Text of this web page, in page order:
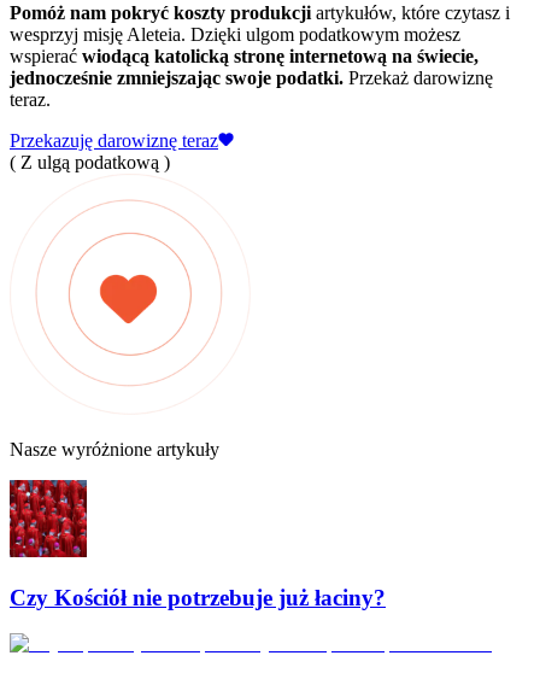
Pomóż nam pokryć koszty produkcji artykułów, które czytasz i
wesprzyj misję Aleteia. Dzięki ulgom podatkowym możesz
wspierać wiodącą katolicką stronę internetową na świecie,
jednocześnie zmniejszając swoje podatki. Przekaż darowiznę
teraz.
Przekazuję darowiznę teraz
( Z ulgą podatkową )
Nasze wyróżnione artykuły
Czy Kościół nie potrzebuje już łaciny?